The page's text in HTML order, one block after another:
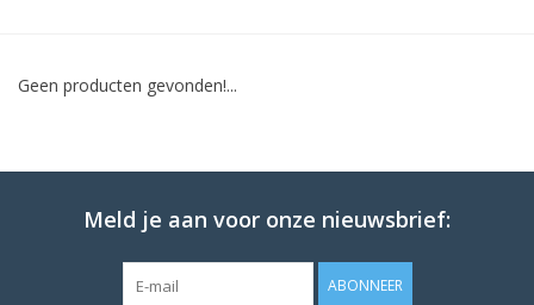
Geen producten gevonden!...
Meld je aan voor onze nieuwsbrief:
ABONNEER